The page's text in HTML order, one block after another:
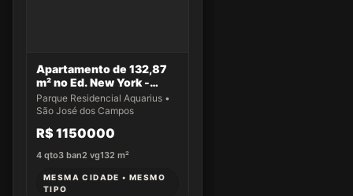
Apartamento de 132,87
m² no Ed. New York -
Apto 14
Parque Residencial Aquarius •
São José dos Campos
R$ 1150000
4 qto3 ban2 vg132 m²
MESMA CIDADE • MESMO
TIPO